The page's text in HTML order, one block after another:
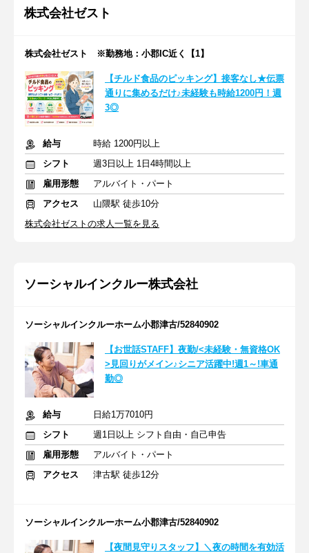
株式会社ゼスト
株式会社ゼスト ※勤務地：小郡IC近く【1】
【チルド食品のピッキング】接客なし★伝票
通りに集めるだけ♪未経験も時給1200円！週
3◎
給与
時給 1200円以上
シフト
週3日以上 1日4時間以上
雇用形態
アルバイト・パート
アクセス
山隈駅 徒歩10分
株式会社ゼストの求人一覧を見る
ソーシャルインクルー株式会社
ソーシャルインクルーホーム小郡津古/52840902
【お世話STAFF】夜勤/<未経験・無資格OK
>見回りがメイン♪シニア活躍中!週1～!車通
勤◎
給与
日給1万7010円
シフト
週1日以上 シフト自由・自己申告
雇用形態
アルバイト・パート
アクセス
津古駅 徒歩12分
ソーシャルインクルーホーム小郡津古/52840902
【夜間見守りスタッフ】＼夜の時間を有効活